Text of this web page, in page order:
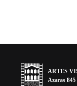
ARTES
Azaras